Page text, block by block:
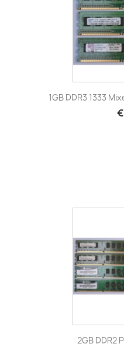
1GB DDR3 1333
2GB DDR2